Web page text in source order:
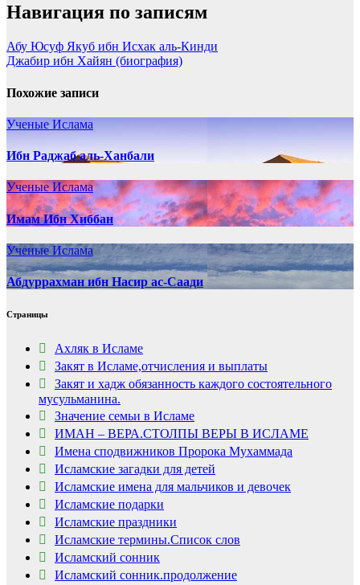
Навигация по записям
Абу Юсуф Якуб ибн Исхак аль-Кинди
Джабир ибн Хайян (биография)
Похожие записи
Ученые Ислама
Ибн Раджаб аль-Ханбали
Ученые Ислама
Имам Ибн Хиббан
Ученые Ислама
Абдуррахман ибн Насир ас-Саади
Страницы
Ахляк в Исламе
Закят в Исламе,отчисления и выплаты
Закят и хадж обязанность каждого состоятельного
мусульманина.
Значение семьи в Исламе
ИМАН – ВЕРА.СТОЛПЫ ВЕРЫ В ИСЛАМЕ
Имена сподвижников Пророка Мухаммада
Исламские загадки для детей
Исламские имена для мальчиков и девочек
Исламские подарки
Исламские праздники
Исламские термины.Список слов
Исламский сонник
Исламский сонник.продолжение
Ролик длится
несколько секунд, а